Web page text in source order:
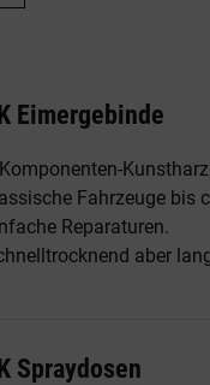
Eimergebinde
Fahrzeuge bis
Reparaturen.
aber
Spraydosen